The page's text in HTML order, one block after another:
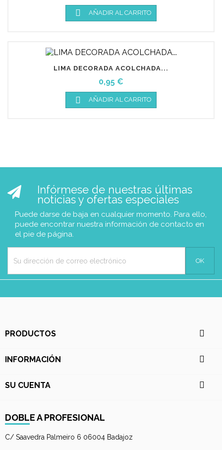
 AÑADIR AL CARRITO
LIMA DECORADA ACOLCHADA...
Precio
0,95 €
 AÑADIR AL CARRITO
Infórmese de nuestras últimas
noticias y ofertas especiales
Puede darse de baja en cualquier momento. Para ello,
puede encontrar nuestra información de contacto en
el pie de página.
PRODUCTOS 
INFORMACIÓN 
SU CUENTA 
DOBLE A PROFESIONAL
C/ Saavedra Palmeiro 6 06004 Badajoz